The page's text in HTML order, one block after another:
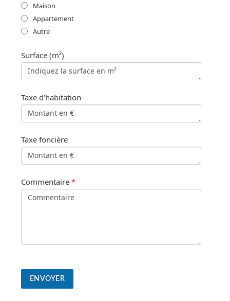
Maison
Appartement
Autre
Surface (m²)
Taxe d'habitation
Taxe foncière
Commentaire *